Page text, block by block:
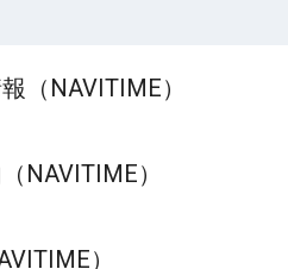
（NAVITIME）
NAVITIME）
）